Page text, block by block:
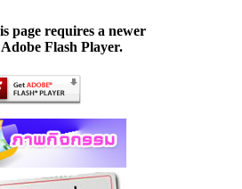
page requires a newer
Flash Player.